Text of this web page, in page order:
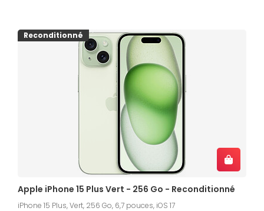
Reconditionné
Apple iPhone 15 Plus Vert - 256 Go - Reconditionné
iPhone 15 Plus, Vert, 256 Go, 6,7 pouces, iOS 17